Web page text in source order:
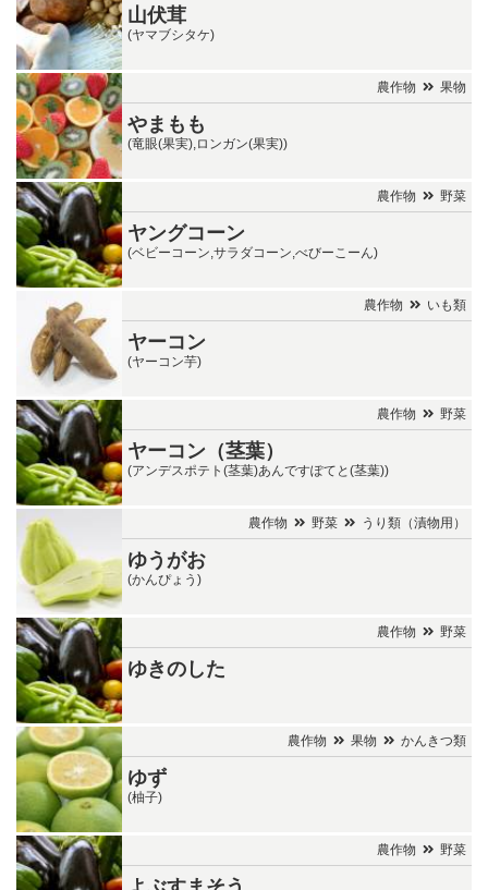
山伏茸
(ヤマブシタケ)
農作物 果物
やまもも
(竜眼(果実),ロンガン(果実))
農作物 野菜
ヤングコーン
(ベビーコーン,サラダコーン,べびーこーん)
農作物 いも類
ヤーコン
(ヤーコン芋)
農作物 野菜
ヤーコン（茎葉）
(アンデスポテト(茎葉)あんですぽてと(茎葉))
農作物 野菜 うり類（漬物用）
ゆうがお
(かんぴょう)
農作物 野菜
ゆきのした
農作物 果物 かんきつ類
ゆず
(柚子)
農作物 野菜